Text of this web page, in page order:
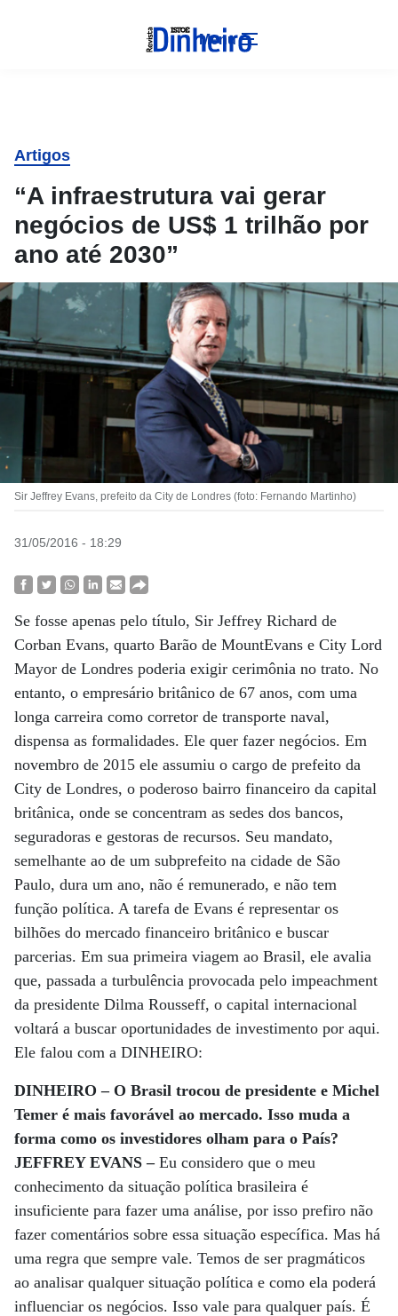
Menu
Artigos
“A infraestrutura vai gerar
negócios de US$ 1 trilhão por
ano até 2030”
Sir Jeffrey Evans, prefeito da City de Londres (foto: Fernando Martinho)
31/05/2016 - 18:29
Se fosse apenas pelo título, Sir Jeffrey Richard de
Corban Evans, quarto Barão de MountEvans e City Lord
Mayor de Londres poderia exigir cerimônia no trato. No
entanto, o empresário britânico de 67 anos, com uma
longa carreira como corretor de transporte naval,
dispensa as formalidades. Ele quer fazer negócios. Em
novembro de 2015 ele assumiu o cargo de prefeito da
City de Londres, o poderoso bairro financeiro da capital
britânica, onde se concentram as sedes dos bancos,
seguradoras e gestoras de recursos. Seu mandato,
semelhante ao de um subprefeito na cidade de São
Paulo, dura um ano, não é remunerado, e não tem
função política. A tarefa de Evans é representar os
bilhões do mercado financeiro britânico e buscar
parcerias. Em sua primeira viagem ao Brasil, ele avalia
que, passada a turbulência provocada pelo impeachment
da presidente Dilma Rousseff, o capital internacional
voltará a buscar oportunidades de investimento por aqui.
Ele falou com a DINHEIRO:
DINHEIRO – O Brasil trocou de presidente e Michel
Temer é mais favorável ao mercado. Isso muda a
forma como os investidores olham para o País?
JEFFREY EVANS – Eu considero que o meu
conhecimento da situação política brasileira é
insuficiente para fazer uma análise, por isso prefiro não
fazer comentários sobre essa situação específica. Mas há
uma regra que sempre vale. Temos de ser pragmáticos
ao analisar qualquer situação política e como ela poderá
influenciar os negócios. Isso vale para qualquer país. É